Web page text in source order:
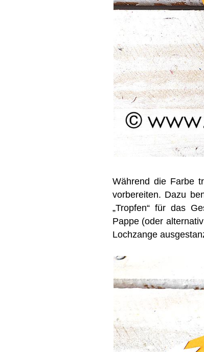
Während die Farbe
vorbereiten. Dazu
„Tropfen“ für das
Pappe (oder
Lochzange